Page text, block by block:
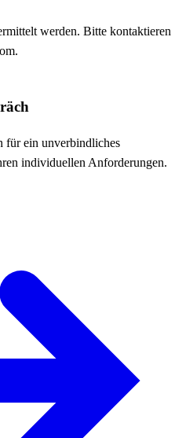
werden. Bitte kontaktieren
für ein unverbindliches
individuellen Anforderungen.